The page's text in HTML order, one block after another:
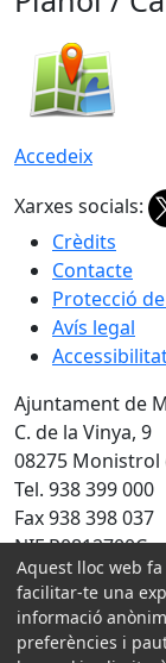
Accedeix
Xarxes socials:
Crèdits
Contacte
Protecció
Avís legal
Ajuntament de
C. de la Vinya, 9
08275 Monistrol
Tel. 938 399 000
Fax 938 398 037
NIF P0812700C
Amb la
Aquest lloc web
facilitar-te una
informació
preferències i